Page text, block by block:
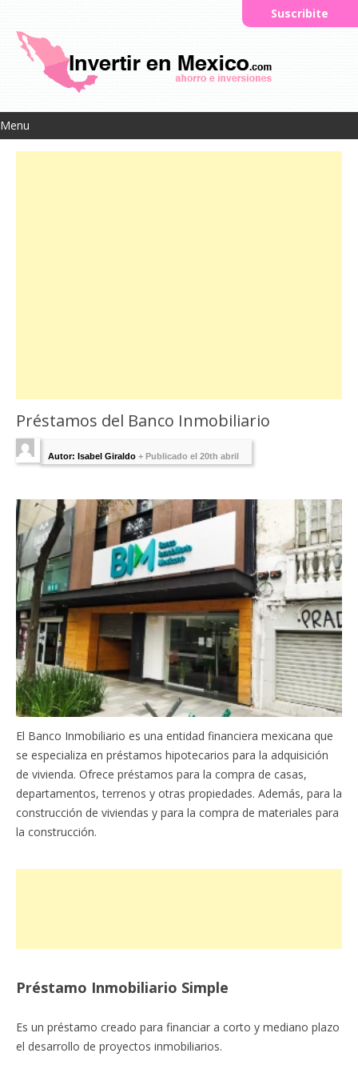
Menu
Suscribite
Préstamos del Banco Inmobiliario
Autor: Isabel Giraldo + Publicado el 20th abril
El Banco Inmobiliario es una entidad financiera mexicana que
se especializa en préstamos hipotecarios para la adquisición
de vivienda. Ofrece préstamos para la compra de casas,
departamentos, terrenos y otras propiedades. Además, para la
construcción de viviendas y para la compra de materiales para
la construcción.
Préstamo Inmobiliario Simple
Es un préstamo creado para financiar a corto y mediano plazo
el desarrollo de proyectos inmobiliarios.